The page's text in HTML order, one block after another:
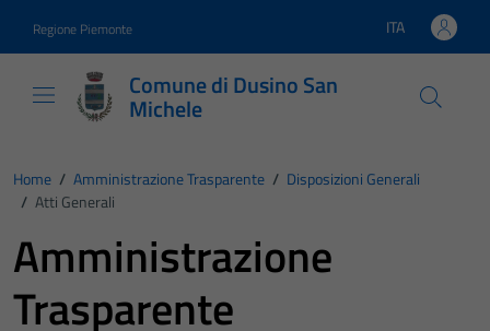
Regione Piemonte Lingua attiva:
ITA
Comune di Dusino San
Michele
Home / Amministrazione Trasparente / Disposizioni Generali
/ Atti Generali
Amministrazione
Trasparente